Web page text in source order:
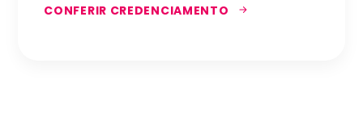
CONFERIR CREDENCIAMENTO